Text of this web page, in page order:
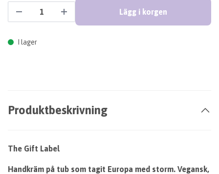
Lägg i korgen
I lager
Produktbeskrivning
The Gift Label
Handkräm på tub som tagit Europa med storm. Vegansk,